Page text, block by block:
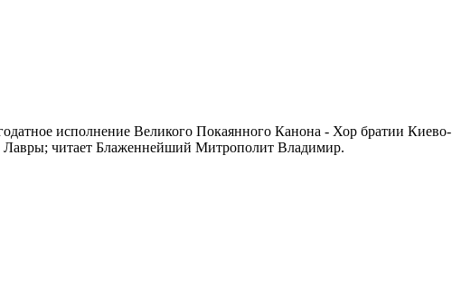
исполнение Великого Покаянного Канона - Хор братии Киево-
Лавры; читает Блаженнейший Митрополит Владимир.